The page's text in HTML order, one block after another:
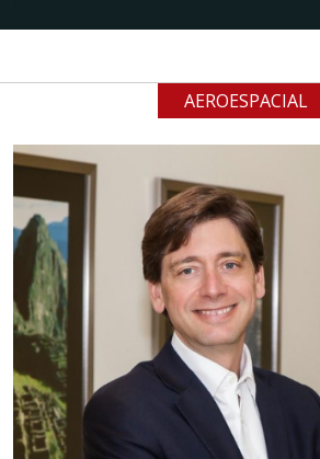
AEROESPACIAL